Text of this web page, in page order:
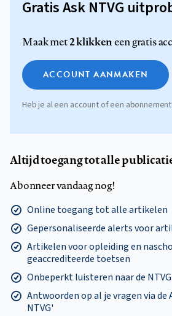
Gratis Ask NTVG
Maak met2 klikkeneen gratis
ACCOUNT AANMAKEN
Heb je al een account of een
Altijd toegang tot alle
Abonneer vandaag nog!
Online toegang tot alle artikelen
Gepersonaliseerde alerts voor
Artikelen voor opleiding en
geaccrediteerde toetsen
Onbeperkt luisteren naar de
Antwoorden op al je vragen via de
NTVG'